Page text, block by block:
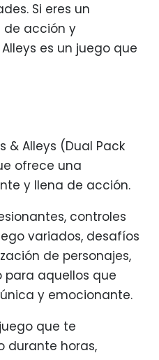
Si eres un
de acción y
es un juego que
& Alleys (Dual Pack
ofrece una
y llena de acción.
controles
variados, desafíos
de personajes,
para aquellos que
y emocionante.
que te
durante horas,